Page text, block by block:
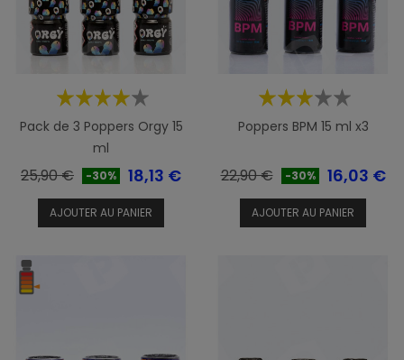
Pack de 3 Poppers Orgy 15
ml
Prix
de
base
25,90 € -30% Prix
18,13 €
AJOUTER AU PANIER
Poppers BPM 15 ml x3
Prix
base
22,90 € -30% Prix
16,03 €
AJOUTER AU PANIER